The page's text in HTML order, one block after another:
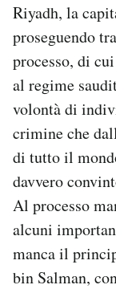
Area
Newsletter
Notifiche
Regala il
Hai bisogno
Esci
Riyadh, la
proseguendo
processo, di
al regime
volontà di
crimine che
di tutto il
davvero
Al processo
alcuni
manca il
bin Salman,